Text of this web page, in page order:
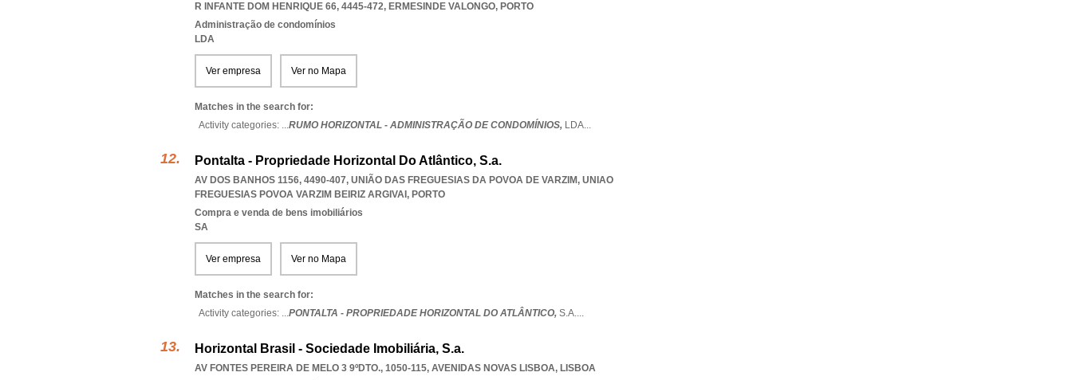
R INFANTE DOM HENRIQUE 66, 4445-472, ERMESINDE VALONGO, PORTO
Administração de condomínios
LDA
Ver empresa Ver no Mapa
Matches in the search for:
Activity categories: ...RUMO HORIZONTAL - ADMINISTRAÇÃO DE CONDOMÍNIOS, LDA...
Pontalta - Propriedade Horizontal Do Atlântico, S.a.
AV DOS BANHOS 1156, 4490-407, UNIÃO DAS FREGUESIAS DA POVOA DE VARZIM, UNIAO
FREGUESIAS POVOA VARZIM BEIRIZ ARGIVAI , PORTO
Compra e venda de bens imobiliários
SA
Ver empresa Ver no Mapa
Matches in the search for:
Activity categories: ...PONTALTA - PROPRIEDADE HORIZONTAL DO ATLÂNTICO, S.A....
Horizontal Brasil - Sociedade Imobiliária, S.a.
AV FONTES PEREIRA DE MELO 3 9ºDTO., 1050-115, AVENIDAS NOVAS LISBOA, LISBOA